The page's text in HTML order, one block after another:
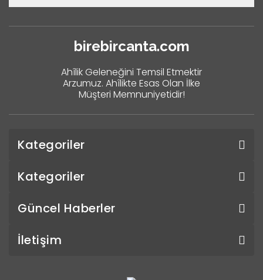
birebircanta.com
Ahîlik Geleneğini Temsil Etmektir
Arzumuz. Ahîlikte Esas Olan İlke
Müşteri Memnuniyetidir!
Kategoriler
Kategoriler
Güncel Haberler
İletişim